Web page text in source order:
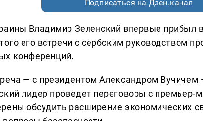
Подписаться на Дзен.канал
Владимир Зеленский впервые прибыл
его встречи с сербским руководством
конференций.
— с президентом Александром Вучичем
лидер проведет переговоры с
обсудить расширение экономических